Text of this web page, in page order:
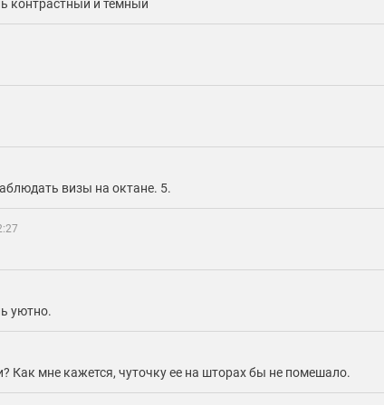
контрастный и темный
визы на октане. 5.
уютно.
Как мне кажется, чуточку ее на шторах бы не помешало.